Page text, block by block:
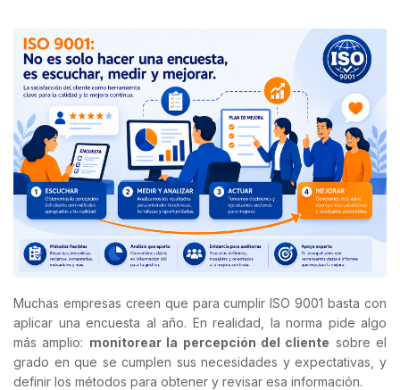
Muchas empresas creen que para cumplir ISO 9001 basta con
aplicar una encuesta al año. En realidad, la norma pide algo
más amplio: monitorear la percepción del cliente sobre el
grado en que se cumplen sus necesidades y expectativas, y
definir los métodos para obtener y revisar esa información.